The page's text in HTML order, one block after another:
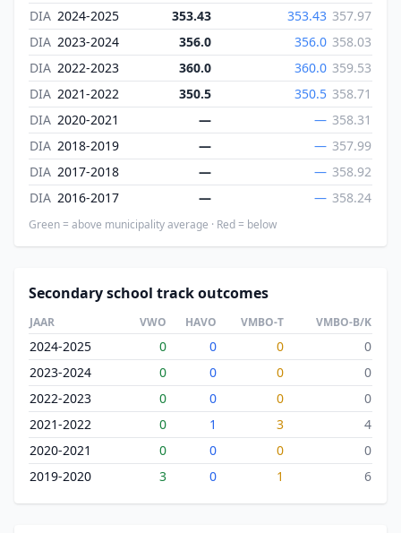
DIA 2024-2025 353.43 353.43 357.97
DIA 2023-2024 356.0 356.0 358.03
DIA 2022-2023 360.0 360.0 359.53
DIA 2021-2022 350.5 350.5 358.71
DIA 2020-2021 — — 358.31
DIA 2018-2019 — — 357.99
DIA 2017-2018 — — 358.92
DIA 2016-2017 — — 358.24
Green = above municipality average · Red = below
Secondary school track outcomes
JAAR VWO HAVO VMBO-T VMBO-B/K
2024-2025 0 0 0
0
2023-2024
0 0 0
0
2022-2023
0 0 0
0
2021-2022
0 1 3
4
2020-2021
0 0 0
0
2019-2020
3 0 1 6